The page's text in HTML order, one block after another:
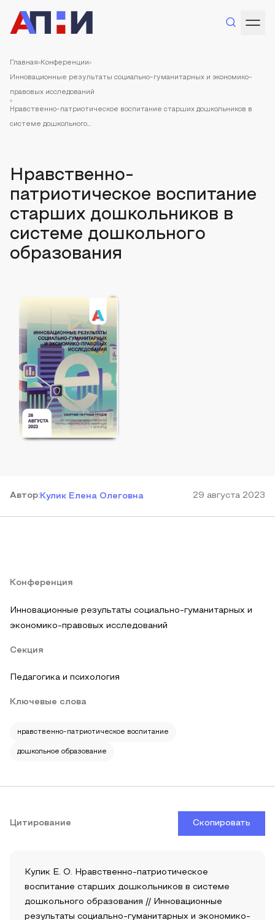
Главная Конференции
Инновационные результаты социально-гуманитарных и экономико-
правовых исследований
Нравственно-патриотическое воспитание старших дошкольников в
системе дошкольного...
Нравственно-
патриотическое воспитание
старших дошкольников в
системе дошкольного
образования
Автор:Кулик Елена Олеговна 29 августа 2023
Конференция
Инновационные результаты социально-гуманитарных и
экономико-правовых исследований
Секция
Педагогика и психология
Ключевые слова
нравственно-патриотическое воспитание
дошкольное образование
Цитирование Скопировать
Кулик Е. О. Нравственно-патриотическое
воспитание старших дошкольников в системе
дошкольного образования // Инновационные
результаты социально-гуманитарных и экономико-